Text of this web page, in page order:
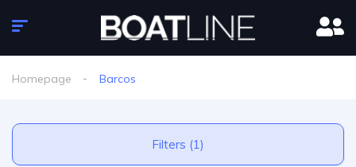
Homepage Barcos
Filters (1)